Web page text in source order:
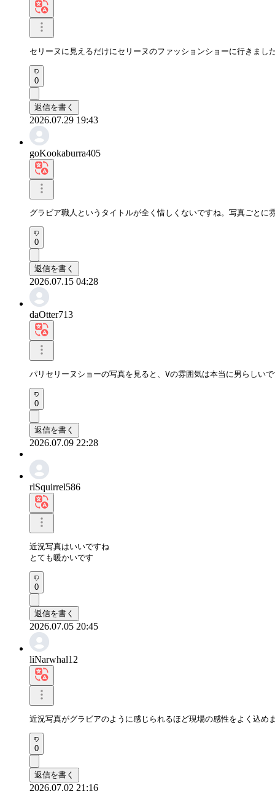
セリーヌに見えるだけにセリーヌのファッションショーに行きま
0
返信を書く
2026.07.29 19:43
goKookaburra405
グラビア職人というタイトルが全く惜しくないですね。写真ごとに
0
返信を書く
2026.07.15 04:28
daOtter713
パリセリーヌショーの写真を見ると、Vの雰囲気は本当に男らしい
0
返信を書く
2026.07.09 22:28
rlSquirrel586
近況写真はいいですね
とても暖かいです
0
返信を書く
2026.07.05 20:45
liNarwhal12
近況写真がグラビアのように感じられるほど現場の感性をよく込
0
返信を書く
2026.07.02 21:16